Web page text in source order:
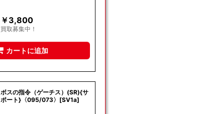
￥3,800
買取募集中！
カートに追加
ボスの指令（ゲーチス）(SR){サ
ポート}〈095/073〉[SV1a]